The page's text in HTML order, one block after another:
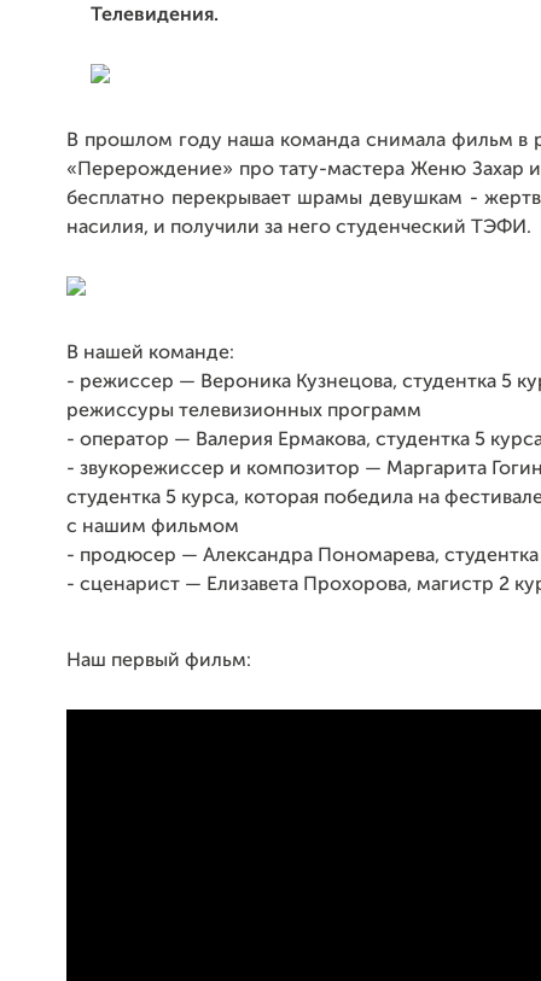
Телевидения.
В прошлом году наша команда снимала фильм в
«Перерождение» про тату-мастера Женю Захар
бесплатно перекрывает шрамы девушкам -
насилия, и получили за него студенческий ТЭФИ.
В нашей команде:
- режиссер — Вероника Кузнецова, студентка 5
режиссуры телевизионных программ
- оператор — Валерия Ермакова, студентка 5
- звукорежиссер и композитор — Маргарита
студентка 5 курса, которая победила на
с нашим фильмом
- продюсер — Александра Пономарева, студентка
- сценарист — Елизавета Прохорова, магистр 2
Наш первый фильм: